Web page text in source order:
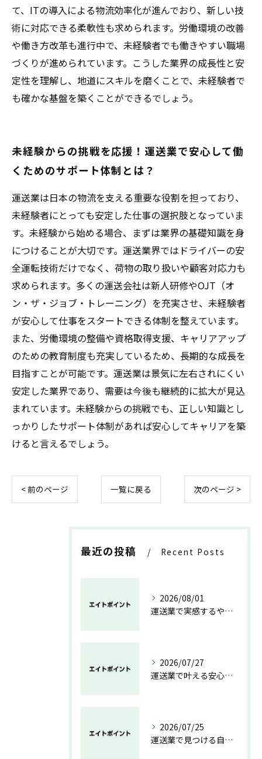
て、ITの導入による物流効率化が進んでおり、新しい技
術に対応できる柔軟性も求められます。労働環境の改善
や働き方改革も進行中で、未経験者でも働きやすい職場
づくりが進められています。こうした業界の成長性と安
定性を理解し、地道にスキルを磨くことで、未経験者で
も確かな基盤を築くことができるでしょう。
未経験からの挑戦を応援！運送業で安心して働
くためのサポート体制とは？
運送業は日本の物流を支える重要な役割を担っており、
未経験者にとっても安定した仕事の選択肢となっていま
す。未経験から始める場合、まずは業界の基礎知識を身
につけることが大切です。運送業界ではドライバーの安
全運転技術だけでなく、荷物の取り扱いや顧客対応力も
求められます。多くの運送会社は新人研修やOJT（オ
ン・ザ・ジョブ・トレーニング）を充実させ、未経験者
が安心して仕事をスタートできる体制を整えています。
また、労働環境の整備や資格取得支援、キャリアアップ
のための教育制度も充実しているため、長期的な成長を
目指すことが可能です。運送業は景気に左右されにくい
安定した業界であり、需要は今後も継続的に拡大が見込
まれています。未経験からの挑戦でも、正しい知識とし
っかりしたサポート体制があれば安心してキャリアを築
けると言えるでしょう。
< 前のページ 一覧に戻る 次のページ >
最近の投稿 Recent Posts
2026/08/01
運送業で実感するやりがいと成長の魅力
2026/07/27
運送業で叶える安心と成長のキャリア
2026/07/25
運送業で見つける自分らしい働き方と安定の未来